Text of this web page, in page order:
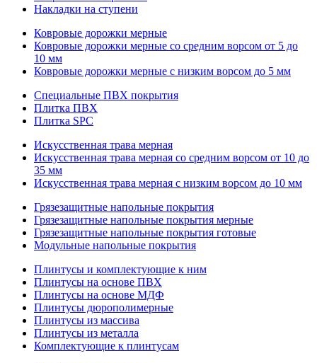
Накладки на ступени
Ковровые дорожки мерные
Ковровые дорожки мерные со средним ворсом от 5 до
10 мм
Ковровые дорожки мерные с низким ворсом до 5 мм
Специальные ПВХ покрытия
Плитка ПВХ
Плитка SPC
Искуccтвенная трава мерная
Искусственная трава мерная со средним ворсом от 10 до
35 мм
Искусственная трава мерная с низким ворсом до 10 мм
Грязезащитные напольные покрытия
Грязезащитные напольные покрытия мерные
Грязезащитные напольные покрытия готовые
Модульные напольные покрытия
Плинтусы и комплектующие к ним
Плинтусы на основе ПВХ
Плинтусы на основе МДФ
Плинтусы дюрополимерные
Плинтусы из массива
Плинтусы из металла
Комплектующие к плинтусам